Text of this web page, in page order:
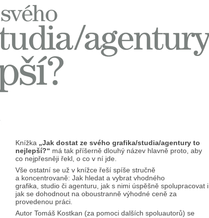
Knížka „Jak dostat ze svého grafika/studia/agentury to
nejlepší?“ má tak příšerně dlouhý název hlavně proto, aby
co nejpřesněji řekl, o co v ní jde.
Vše ostatní se už v knížce řeší spíše stručně
a koncentrovaně: Jak hledat a vybrat vhodného
grafika, studio či agenturu, jak s nimi úspěšně spolupracovat i
jak se dohodnout na oboustranně výhodné ceně za
provedenou práci.
Autor Tomáš Kostkan (za pomoci dalších spoluautorů) se